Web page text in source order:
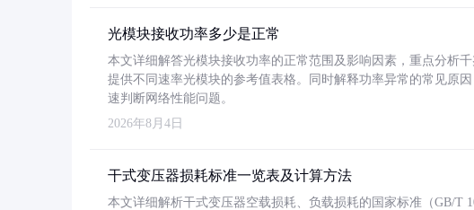
光模块接收功率多少是正常
本文详细解答光模块接收功率的正常范围及影响因素，重点分析
提供不同速率光模块的参考值表格。同时解释功率异常的常见原
速判断网络性能问题。
2026年8月4日
干式变压器损耗标准一览表及计算方法
本文详细解析干式变压器空载损耗、负载损耗的国家标准（GB/T